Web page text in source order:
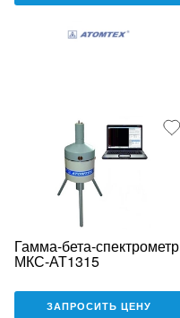
Гамма-бета-спектрометр
МКС-АТ1315
ЗАПРОСИТЬ ЦЕНУ